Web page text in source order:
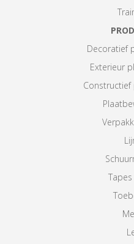
Decoratief
Exterieur